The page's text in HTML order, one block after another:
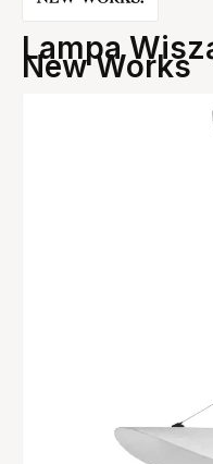
Lampa
New Works